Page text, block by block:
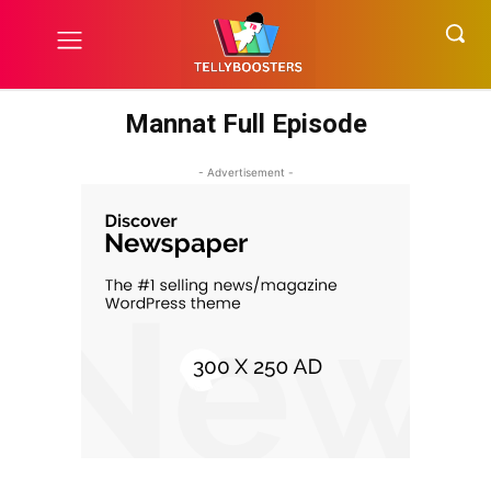
Mannat Full Episode
- Advertisement -